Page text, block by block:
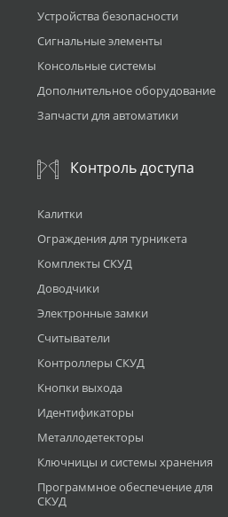
Устройства безопасности
Сигнальные элементы
Консольные системы
Дополнительное оборудование
Запчасти для автоматики
Контроль доступа
Калитки
Ограждения для турникета
Комплекты СКУД
Доводчики
Электронные замки
Считыватели
Контроллеры СКУД
Кнопки выхода
Идентификаторы
Металлодетекторы
Ключницы и системы хранения
Программное обеспечение для
СКУД